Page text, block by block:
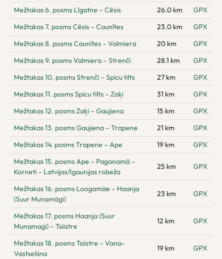
Mežtakas 6. posms Līgatne – Cēsis
26.0 km
GPX
Mežtakas 7. posms Cēsis – Caunītes
23.0 km
GPX
Mežtakas 8. posms Caunītes – Valmiera
20 km
GPX
Mežtakas 9. posms Valmiera – Strenči
28.1 km
GPX
Mežtakas 10. posms Strenči – Spicu tilts
27 km
GPX
Mežtakas 11. posms Spicu tilts – Zaķi
31 km
GPX
Mežtakas 12. posms Zaķi – Gaujiena
15 km
GPX
Mežtakas 13. posms Gaujiena – Trapene
21 km
GPX
Mežtakas 14. posms Trapene – Ape
19 km
GPX
Mežtakas 15. posms Ape – Paganamā –
Korneti – Latvijas/Igaunijas robeža
25 km GPX
Mežtakas 16. posms Loogamäe – Haanja
(Suur Munamägi)
23 km GPX
Mežtakas 17. posms Haanja (Suur
Munamagi) – Tsiistre
12 km GPX
Mežtakas 18. posms Tsiistre – Vana-
Vastseliina
19 km GPX